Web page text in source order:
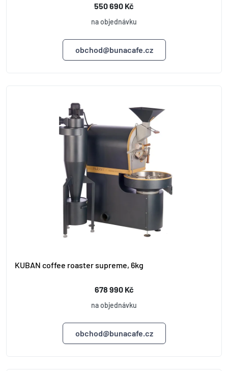
550 690 Kč
na objednávku
obchod@bunacafe.cz
KUBAN coffee roaster supreme, 6kg
678 990 Kč
na objednávku
obchod@bunacafe.cz